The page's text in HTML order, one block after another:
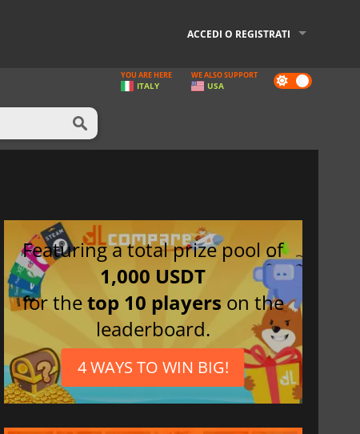
ACCEDI O REGISTRATI
Dark
mode
YOU ARE HERE
ITALY
WE ALSO SUPPORT
USA
Featuring a total prize pool of
1,000 USDT
for thetop 10 players on the
leaderboard.
4 WAYS TO WIN BIG!